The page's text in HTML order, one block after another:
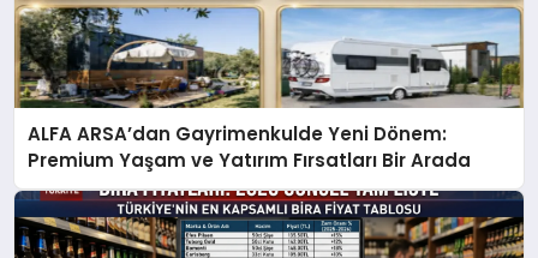
ALFA ARSA’dan Gayrimenkulde Yeni Dönem:
Premium Yaşam ve Yatırım Fırsatları Bir Arada